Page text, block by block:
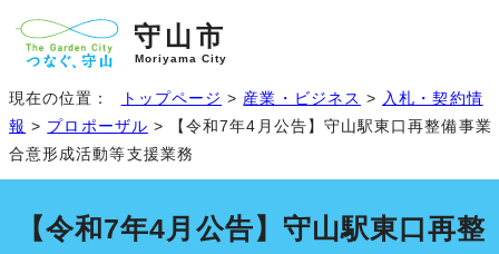
守山市
Moriyama City
現在の位置： トップページ > 産業・ビジネス > 入札・契約情
報 > プロポーザル > 【令和7年4月公告】守山駅東口再整備事業
合意形成活動等支援業務
【令和7年4月公告】守山駅東口再整